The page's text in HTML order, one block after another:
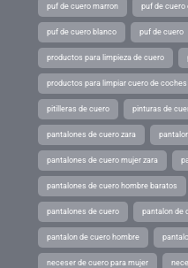
puf de cuero marron puf de cuero
puf de cuero blanco puf de cuero
productos para limpieza de cuero
productos para limpiar cuero de coches
pitilleras de cuero pinturas de
pantalones de cuero zara
pantalones de cuero mujer zara
pantalones de cuero hombre baratos
pantalones de cuero pantalon de
pantalon de cuero hombre
neceser de cuero para mujer